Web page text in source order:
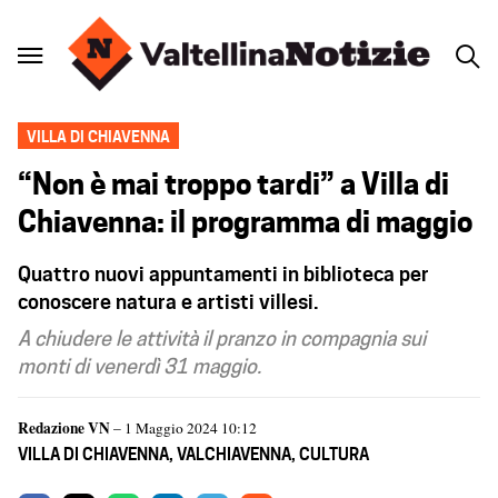
VILLA DI CHIAVENNA
“Non è mai troppo tardi” a Villa di
Chiavenna: il programma di maggio
Quattro nuovi appuntamenti in biblioteca per
conoscere natura e artisti villesi.
A chiudere le attività il pranzo in compagnia sui
monti di venerdì 31 maggio.
Redazione VN– 1 Maggio 2024 10:12
VILLA DI CHIAVENNA, VALCHIAVENNA, CULTURA